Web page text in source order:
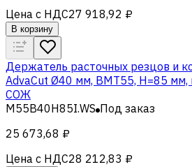
Цена с НДС27 918,92 ₽
В корзину
Держатель расточных резцов и
AdvaCut Ø40 мм, BMT55, H=85 мм,
СОЖ
M55B40H85I.WS Под заказ
25 673,68 ₽
Цена с НДС28 212,83 ₽